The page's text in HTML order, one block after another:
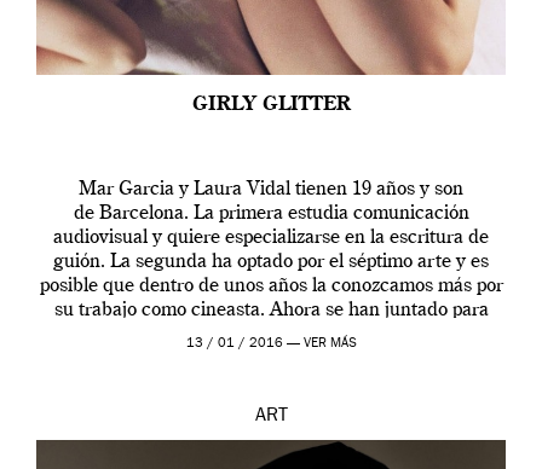
GIRLY GLITTER
Mar Garcia y Laura Vidal tienen 19 años y son
de Barcelona. La primera estudia comunicación
audiovisual y quiere especializarse en la escritura de
guión. La segunda ha optado por el séptimo arte y es
posible que dentro de unos años la conozcamos más por
su trabajo como cineasta. Ahora se han juntado para
contarnos una […]
13 / 01 / 2016 — VER MÁS
ART